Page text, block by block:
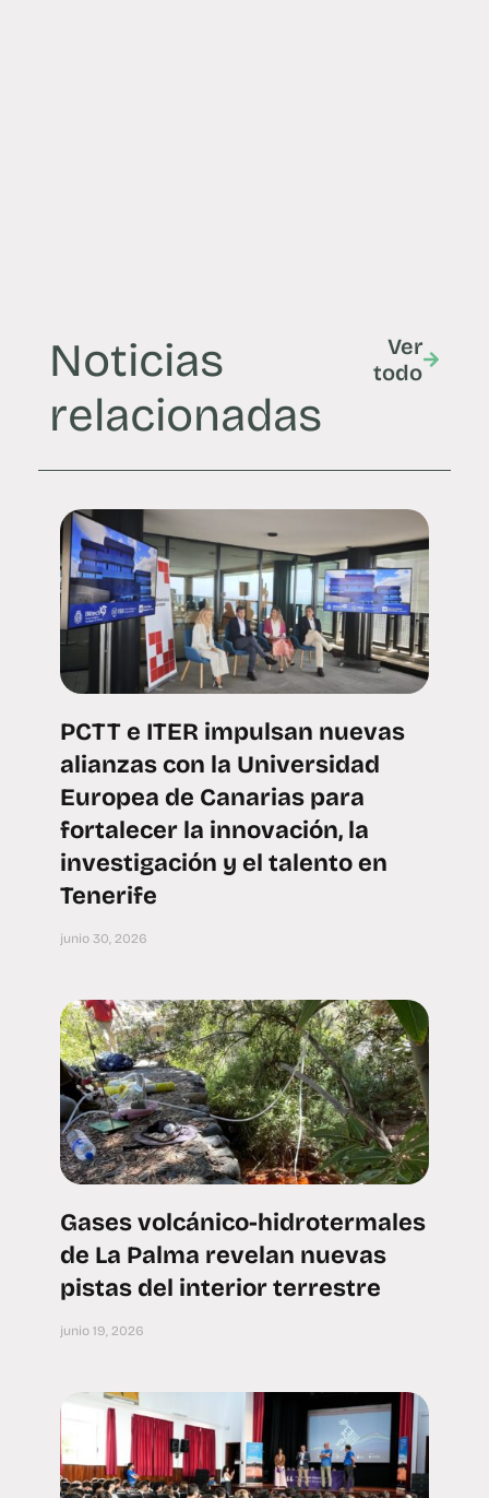
Noticias
relacionadas
Ver
todo
PCTT e ITER impulsan nuevas
alianzas con la Universidad
Europea de Canarias para
fortalecer la innovación, la
investigación y el talento en
Tenerife
junio 30, 2026
Gases volcánico-hidrotermales
de La Palma revelan nuevas
pistas del interior terrestre
junio 19, 2026